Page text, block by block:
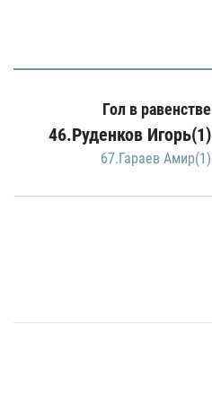
Гол в равенстве
46.Руденков Игорь(1)
67.Гараев Амир(1)